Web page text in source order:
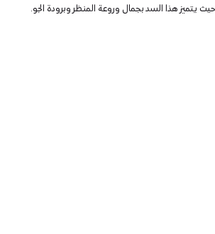
يتميز هذا السد بجمال وروعة المنظر وبرودة الجو.